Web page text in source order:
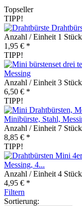
Topseller
TIPP!
Anzahl / Einheit 1 Stück
1,95 € *
TIPP!
Messing
Anzahl / Einheit 3 Stück
6,50 € *
TIPP!
Minibürste, Stahl,
Anzahl / Einheit 7 Stück
8,85 € *
TIPP!
Messing, 4...
Anzahl / Einheit 4 Stück
4,95 € *
Filtern
Sortierung: